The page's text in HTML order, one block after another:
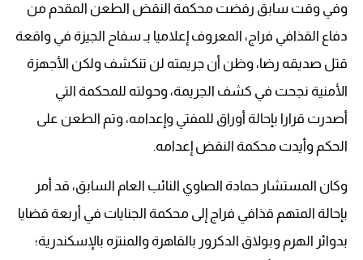
وفي وقت سابق رفضت محكمة النقض الطعن المقدم من
دفاع القذافي فراج، المعروف إعلاميا بـ سفاح الجيزة في واقعة
قتل صديقه رضا، وظن أن جريمته لن تنكشف ولكن الأجهزة
الأمنية نجحت في كشف الجريمة، وحولته للمحكمة التي
أصدرت قرارا بإحالة أوراق للمفتي وإعدامه، وتم الطعن على
الحكم وأيدت محكمة النقض إعدامه.
وكان المستشار حمادة الصاوي النائب العام السابق، قد أمر
بإحالة المتهم قذافي فراج إلى محكمة الجنايات في أربعة قضايا
بدوائر الهرم وبولاق الدكرور بالقاهرة والمنتزه بالإسكندرية؛